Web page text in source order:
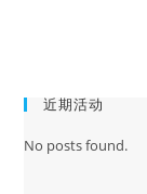
近期活动
No posts found.